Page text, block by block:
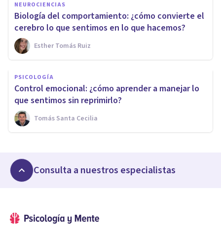
NEUROCIENCIAS
Biología del comportamiento: ¿cómo convierte el
cerebro lo que sentimos en lo que hacemos?
Esther Tomás Ruiz
PSICOLOGÍA
Control emocional: ¿cómo aprender a manejar lo
que sentimos sin reprimirlo?
Tomás Santa Cecilia
Consulta a nuestros especialistas